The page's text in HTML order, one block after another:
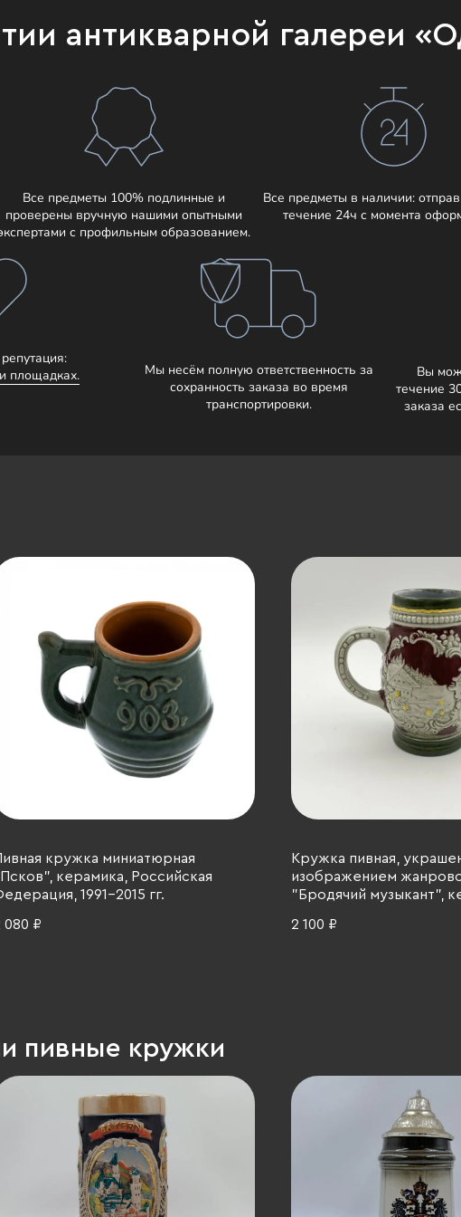
антикварной галереи
Все предметы 100% подлинные и
проверены вручную нашими опытными
с профильным образованием.
Все предметы в наличии:
течение 24ч с момента
площадках.
Мы несём полную ответственность за
сохранность заказа во время
транспортировки.
Вы
течение
заказа
кружка миниатюрная
керамика, Российская
1991-2015 гг.
080 ₽
Кружка пивная,
изображением
"Бродячий музыкант",
Remy, Германия, 1964-
2 100 ₽
пивные кружки